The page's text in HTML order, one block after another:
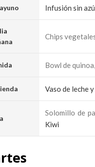
Infusión sin
Chips
Bowl de
Vaso de leche y
Solomillo de
Kiwi